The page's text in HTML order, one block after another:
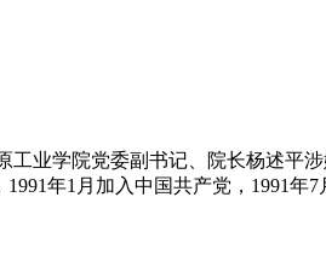
业学院党委副书记、院长杨述平
年1月加入中国共产党，1991年